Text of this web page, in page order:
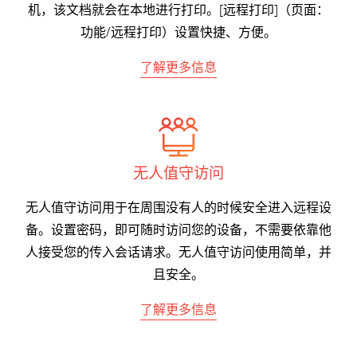
机，该文档就会在本地进行打印。[远程打印]（页面：
功能/远程打印）设置快捷、方便。
了解更多信息
无人值守访问
无人值守访问用于在周围没有人的时候安全进入远程设
备。设置密码，即可随时访问您的设备，不需要依靠他
人接受您的传入会话请求。无人值守访问使用简单，并
且安全。
了解更多信息